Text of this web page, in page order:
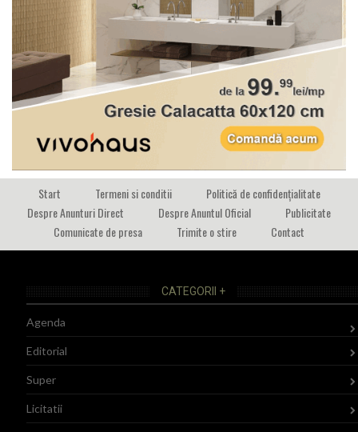
Start Termeni si conditii
Politică de confidențialitate
Despre Anunturi Direct
Despre Anuntul Oficial
Publicitate
Comunicate de presa
Trimite o stire Contact
CATEGORII +
Agenda
Editorial
Super
Licitatii